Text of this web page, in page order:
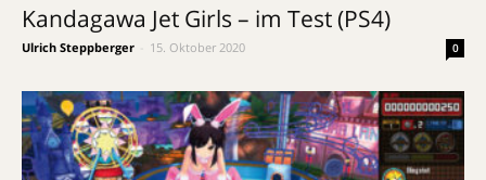
Kandagawa Jet Girls – im Test (PS4)
Ulrich Steppberger 15. Oktober 2020 0